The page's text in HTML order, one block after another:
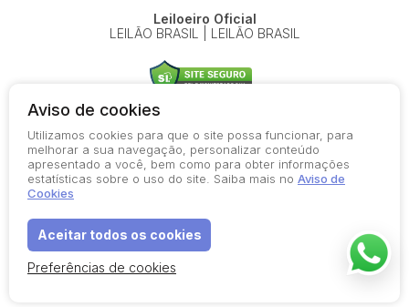
Leiloeiro Oficial
LEILÃO BRASIL | LEILÃO BRASIL
© 2026-present - Todos os direitos reservados
Política de Privacidade
Termos de Uso
Aviso de cookies
Utilizamos cookies para que o site possa funcionar, para
melhorar a sua navegação, personalizar conteúdo
apresentado a você, bem como para obter informações
estatísticas sobre o uso do site. Saiba mais no Aviso de
Cookies
Aceitar todos os cookies
Preferências de cookies